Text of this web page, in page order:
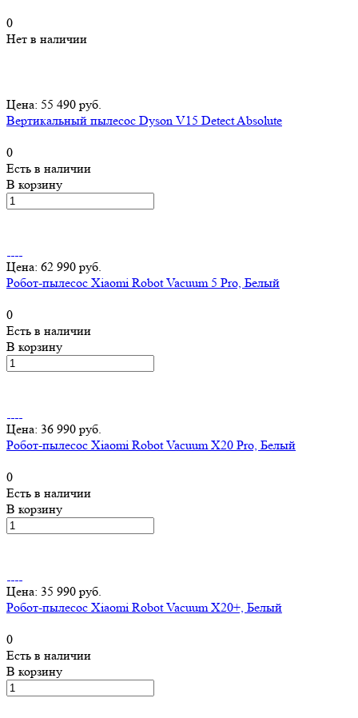
0
Нет в наличии
Цена: 55 490 руб.
Вертикальный пылесос Dyson V15 Detect Absolute
0
Есть в наличии
В корзину
Цена: 62 990 руб.
Робот-пылесос Xiaomi Robot Vacuum 5 Pro, Белый
0
Есть в наличии
В корзину
Цена: 36 990 руб.
Робот-пылесос Xiaomi Robot Vacuum X20 Pro, Белый
0
Есть в наличии
В корзину
Цена: 35 990 руб.
Робот-пылесос Xiaomi Robot Vacuum X20+, Белый
0
Есть в наличии
В корзину